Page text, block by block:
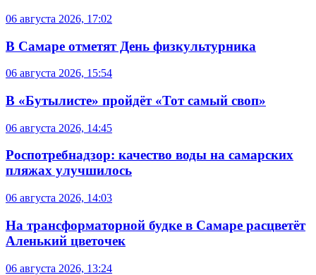
06 августа 2026, 17:02
В Самаре отметят День физкультурника
06 августа 2026, 15:54
В «Бутылисте» пройдёт «Тот самый своп»
06 августа 2026, 14:45
Роспотребнадзор: качество воды на самарских
пляжах улучшилось
06 августа 2026, 14:03
На трансформаторной будке в Самаре расцветёт
Аленький цветочек
06 августа 2026, 13:24